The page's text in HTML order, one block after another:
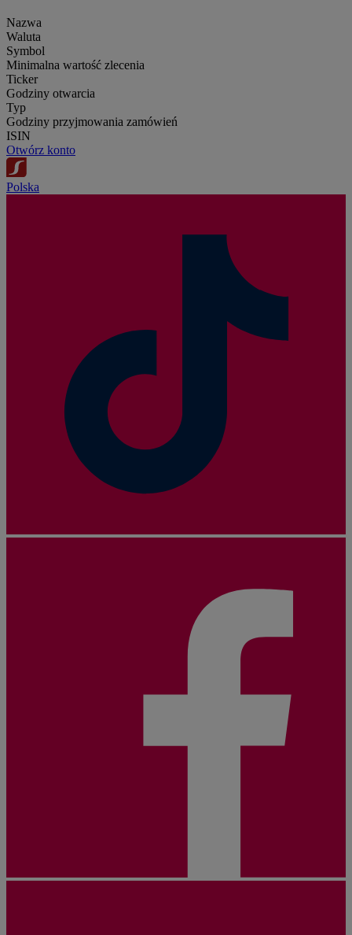
Nazwa
Waluta
Symbol
Minimalna wartość zlecenia
Ticker
Godziny otwarcia
Typ
Godziny przyjmowania zamówień
ISIN
Otwórz konto
Polska